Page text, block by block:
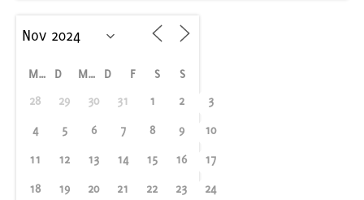
M D M D F S
S
28
29 30 31 1 2 3
4 5 6 7 8 9 10
11 12 13 14 15 16 17
18 19 20 21 22 23 24